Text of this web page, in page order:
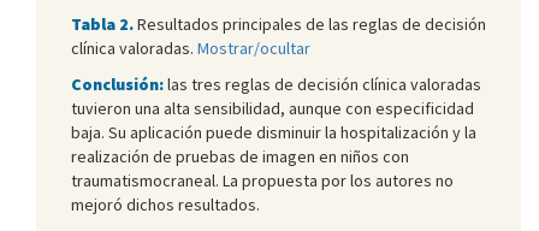
Tabla 2.Resultados principales de las reglas de decisión
clínica valoradas. Mostrar/ocultar
Conclusión:las tres reglas de decisión clínica valoradas
tuvieron una alta sensibilidad, aunque con especificidad
baja. Su aplicación puede disminuir la hospitalización y la
realización de pruebas de imagen en niños con
traumatismocraneal. La propuesta por los autores no
mejoró dichos resultados.